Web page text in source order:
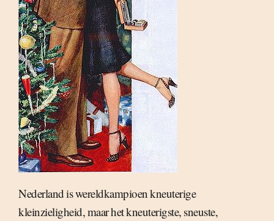
Nederland is wereldkampioen kneuterige
kleinzieligheid, maar het kneuterigste, sneuste,